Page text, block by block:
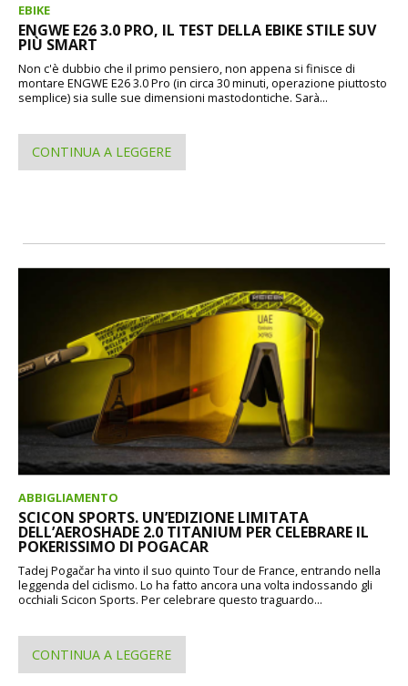
EBIKE
ENGWE E26 3.0 PRO, IL TEST DELLA EBIKE STILE SUV
PIÙ SMART
Non c'è dubbio che il primo pensiero, non appena si finisce di
montare ENGWE E26 3.0 Pro (in circa 30 minuti, operazione piuttosto
semplice) sia sulle sue dimensioni mastodontiche. Sarà...
CONTINUA A LEGGERE
ABBIGLIAMENTO
SCICON SPORTS. UN’EDIZIONE LIMITATA
DELL’AEROSHADE 2.0 TITANIUM PER CELEBRARE IL
POKERISSIMO DI POGACAR
Tadej Pogačar ha vinto il suo quinto Tour de France, entrando nella
leggenda del ciclismo. Lo ha fatto ancora una volta indossando gli
occhiali Scicon Sports. Per celebrare questo traguardo...
CONTINUA A LEGGERE